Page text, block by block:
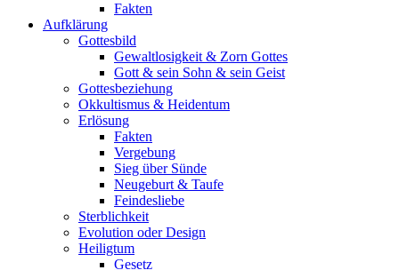
Fakten
Aufklärung
Gottesbild
Gewaltlosigkeit & Zorn Gottes
Gott & sein Sohn & sein Geist
Gottesbeziehung
Okkultismus & Heidentum
Erlösung
Fakten
Vergebung
Sieg über Sünde
Neugeburt & Taufe
Feindesliebe
Sterblichkeit
Evolution oder Design
Heiligtum
Gesetz